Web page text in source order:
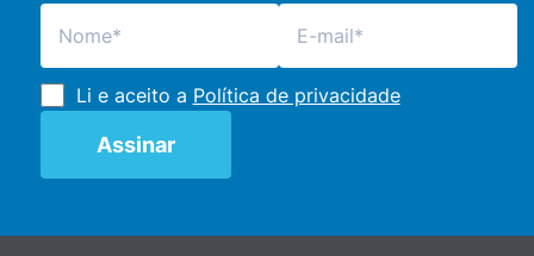
Li e aceito a Política de privacidade